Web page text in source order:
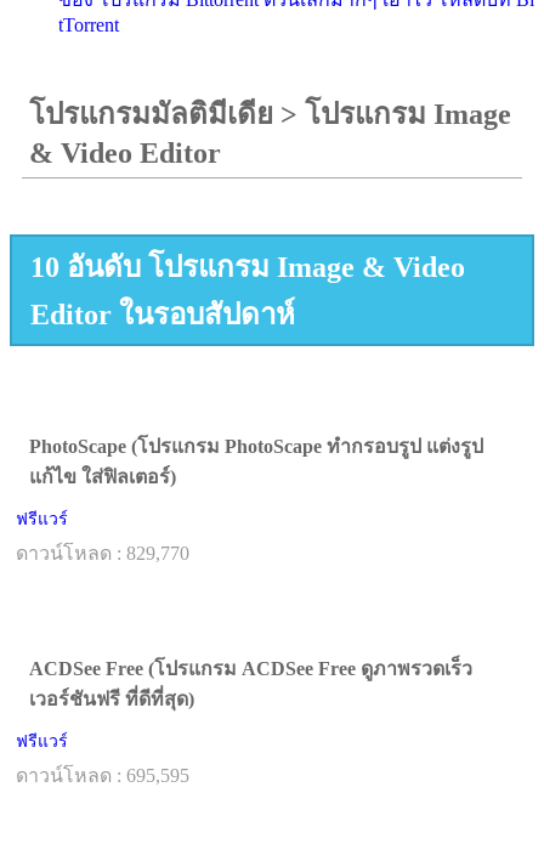
tTorrent
โปรแกรมมัลติมีเดีย > โปรแกรม Image
& Video Editor
10 อันดับ โปรแกรม Image & Video
Editor ในรอบสัปดาห์
PhotoScape (โปรแกรม PhotoScape ทำกรอบรูป แต่งรูป
แก้ไข ใส่ฟิลเตอร์)
ฟรีแวร์
ดาวน์โหลด : 829,770
ACDSee Free (โปรแกรม ACDSee Free ดูภาพรวดเร็ว
เวอร์ชันฟรี ที่ดีที่สุด)
ฟรีแวร์
ดาวน์โหลด : 695,595